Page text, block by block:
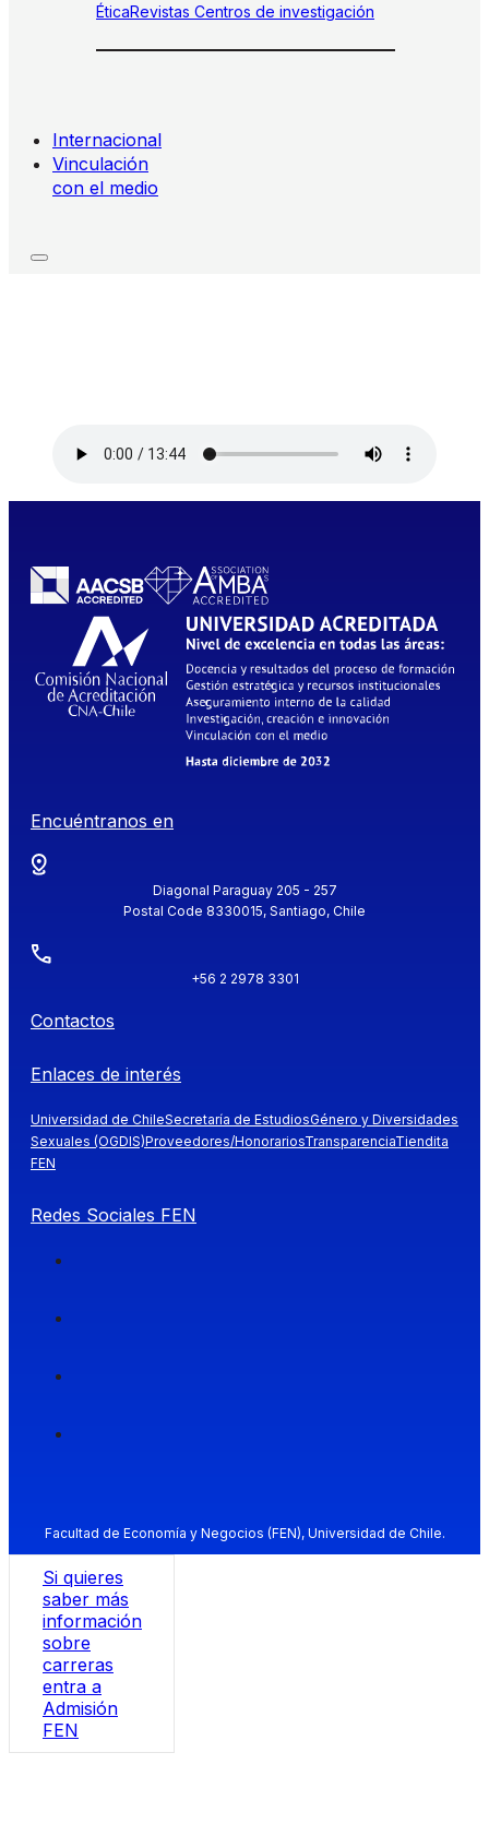
ÉticaRevistas Centros de investigación
Internacional
Vinculación
con el medio
Encuéntranos en
Diagonal Paraguay 205 - 257
Postal Code 8330015, Santiago, Chile
+56 2 2978 3301
Contactos
Enlaces de interés
Universidad de ChileSecretaría de EstudiosGénero y Diversidades
Sexuales (OGDIS)Proveedores/HonorariosTransparenciaTiendita
FEN
Redes Sociales FEN
Facultad de Economía y Negocios (FEN), Universidad de Chile.
Si quieres
saber más
información
sobre
carreras
entra a
Admisión
FEN